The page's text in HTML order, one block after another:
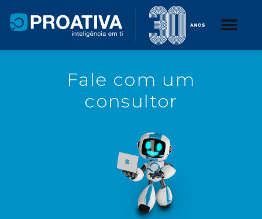
Fale com um
consultor